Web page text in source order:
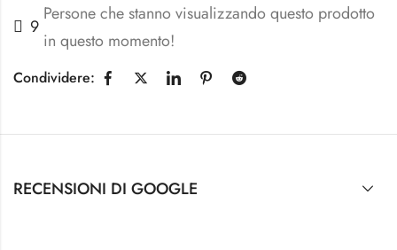
9
Persone che stanno visualizzando questo prodotto
in questo momento!
Condividere:
RECENSIONI DI GOOGLE